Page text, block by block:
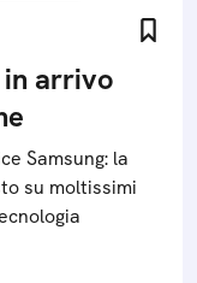
in arrivo
Samsung: la
su moltissimi